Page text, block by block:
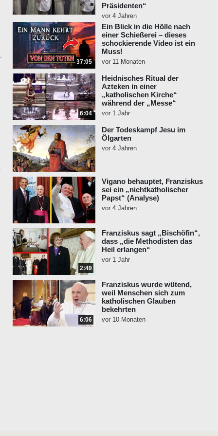
Präsidenten“
vor 4 Jahren
37:05
Ein Blick in die Hölle nach
einer Schießerei – dieses
schockierende Video ist ein
Muss!
vor 11 Monaten
6:04
Heidnisches Ritual der
Azteken in einer
„katholischen Kirche“
während der „Messe“
vor 1 Jahr
Der Todeskampf Jesu im
Ölgarten
vor 4 Jahren
Vigano behauptet, Franziskus
sei ein „nichtkatholischer
Papst“ (Analyse)
vor 4 Jahren
2:49
Franziskus sagt „Bischöfin“,
dass „die Methodisten das
Heil erlangen“
vor 1 Jahr
6:06
Franziskus wurde wütend,
weil Menschen sich zum
katholischen Glauben
bekehrten
vor 10 Monaten